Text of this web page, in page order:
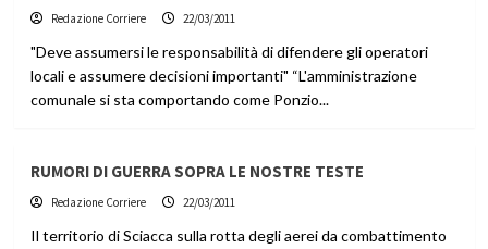
Redazione Corriere 22/03/2011
"Deve assumersi le responsabilità di difendere gli operatori
locali e assumere decisioni importanti" “L'amministrazione
comunale si sta comportando come Ponzio...
RUMORI DI GUERRA SOPRA LE NOSTRE TESTE
Redazione Corriere 22/03/2011
Il territorio di Sciacca sulla rotta degli aerei da combattimento